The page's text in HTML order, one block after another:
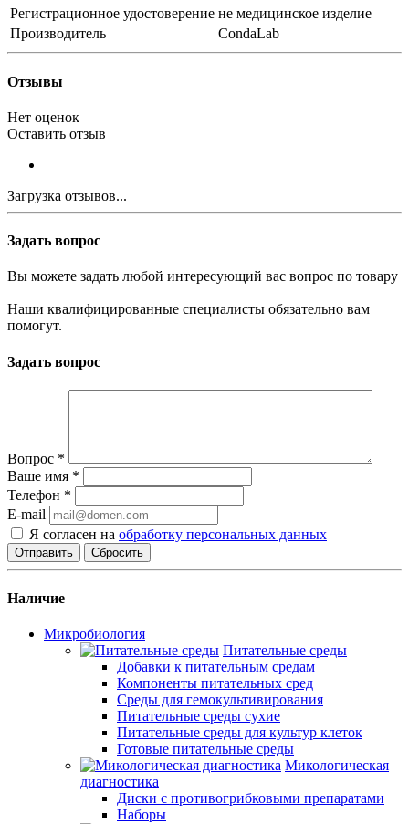
Регистрационное удостоверение не медицинское изделие
Производитель
CondaLab
Отзывы
Нет оценок
Оставить отзыв
Загрузка отзывов...
Задать вопрос
Вы можете задать любой интересующий вас вопрос по товару
Наши квалифицированные специалисты обязательно вам
помогут.
Задать вопрос
Вопрос *
Ваше имя *
Телефон *
E-mail
Я согласен на обработку персональных данных
Сбросить
Наличие
Микробиология
Питательные среды
Добавки к питательным средам
Компоненты питательных сред
Среды для гемокультивирования
Питательные среды сухие
Питательные среды для культур клеток
Готовые питательные среды
Микологическая
диагностика
Диски с противогрибковыми препаратами
Наборы